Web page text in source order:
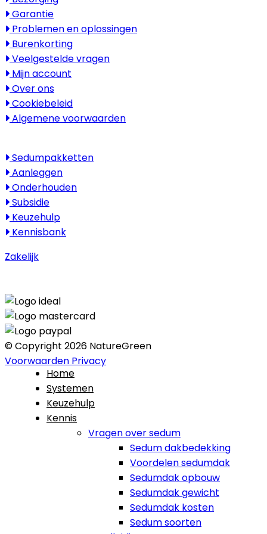
Garantie
Problemen en oplossingen
Burenkorting
Veelgestelde vragen
Mijn account
Over ons
Cookiebeleid
Algemene voorwaarden
Sedumpakketten
Aanleggen
Onderhouden
Subsidie
Keuzehulp
Kennisbank
Zakelijk
© Copyright 2026 NatureGreen
Voorwaarden Privacy
Home
Systemen
Keuzehulp
Kennis
Vragen over sedum
Sedum dakbedekking
Voordelen sedumdak
Sedumdak opbouw
Sedumdak gewicht
Sedumdak kosten
Sedum soorten